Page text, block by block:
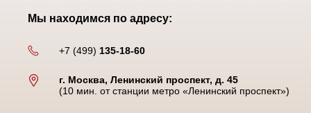
Мы находимся по адресу:
+7 (499) 135-18-60
г. Москва, Ленинский проспект, д. 45
(10 мин. от станции метро «Ленинский проспект»)